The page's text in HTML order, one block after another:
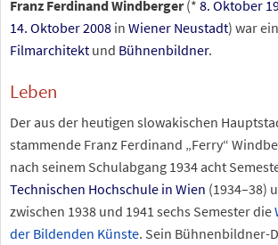
Franz Ferdinand Windberger(* 8. Oktober
14. Oktober2008 in Wiener Neustadt) war
Filmarchitekt und Bühnenbildner.
Leben
Der aus der heutigen slowakischen
stammende Franz Ferdinand „Ferry“
nach seinem Schulabgang 1934 acht
Technischen Hochschule in Wien (1934–38)
zwischen 1938 und 1941 sechs Semester die
der Bildenden Künste. Sein Bühnenbildner-